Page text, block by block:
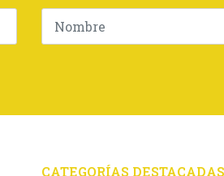
CATEGORÍAS DESTACADAS